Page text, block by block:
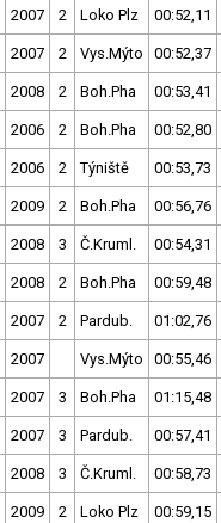
2007 2 Loko Plz 00:52,11
2007 2 Vys.Mýto 00:52,37
2008 2 Boh.Pha 00:53,41
2006 2 Boh.Pha 00:52,80
2006 2 Týniště 00:53,73
2009 2 Boh.Pha 00:56,76
2008 3 Č.Kruml. 00:54,31
2008 2 Boh.Pha 00:59,48
2007 2 Pardub. 01:02,76
2007 Vys.Mýto 00:55,46
2007 3 Boh.Pha 01:15,48
2007 3 Pardub. 00:57,41
2008 3 Č.Kruml. 00:58,73
2009 2 Loko Plz 00:59,15